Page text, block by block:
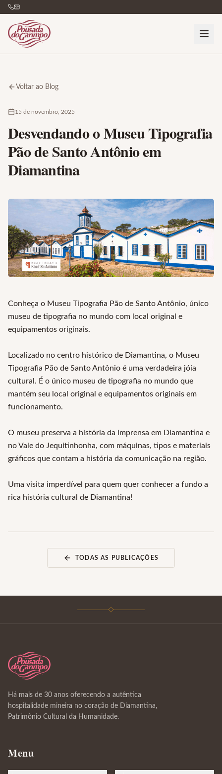
Voltar ao Blog
15 de novembro, 2025
Desvendando o Museu Tipografia
Pão de Santo Antônio em
Diamantina
Conheça o Museu Tipografia Pão de Santo Antônio, único
museu de tipografia no mundo com local original e
equipamentos originais.
Localizado no centro histórico de Diamantina, o Museu
Tipografia Pão de Santo Antônio é uma verdadeira jóia
cultural. É o único museu de tipografia no mundo que
mantém seu local original e equipamentos originais em
funcionamento.
O museu preserva a história da imprensa em Diamantina e
no Vale do Jequitinhonha, com máquinas, tipos e materiais
gráficos que contam a história da comunicação na região.
Uma visita imperdível para quem quer conhecer a fundo a
rica história cultural de Diamantina!
TODAS AS PUBLICAÇÕES
Há mais de 30 anos oferecendo a autêntica
hospitalidade mineira no coração de Diamantina,
Patrimônio Cultural da Humanidade.
Menu